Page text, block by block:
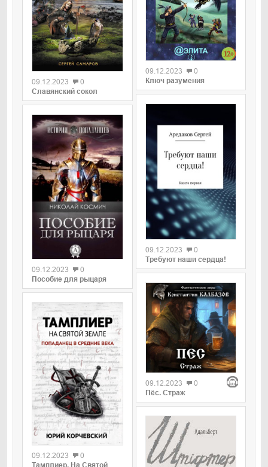
09.12.2023
0
Славянский сокол
09.12.2023
0
Пособие для рыцаря
09.12.2023
0
Тамплиер. На Святой
09.12.2023
0
Ключ разумения
09.12.2023
0
Требуют наши сердца!
09.12.2023
0
Пёс. Страж